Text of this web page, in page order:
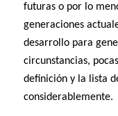
futuras o por lo
generaciones
desarrollo para
circunstancias,
definición y la lista
considerablemente.